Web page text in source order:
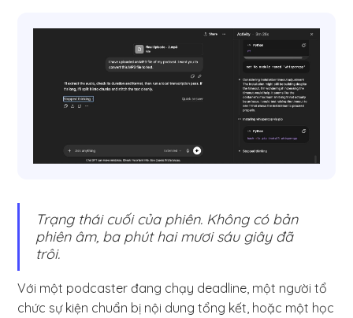
Trạng thái cuối của phiên. Không có bản
phiên âm, ba phút hai mươi sáu giây đã
trôi.
Với một podcaster đang chạy deadline, một người tổ
chức sự kiện chuẩn bị nội dung tổng kết, hoặc một học